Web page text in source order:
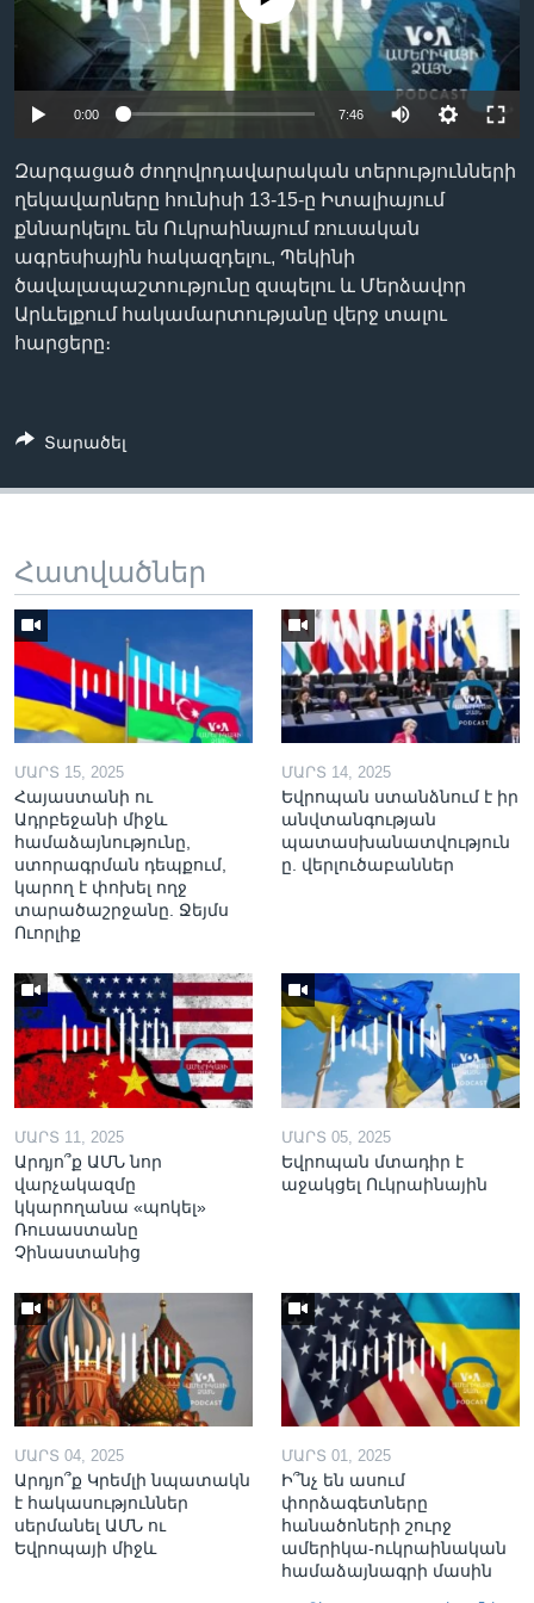
Լեզուներ
0:00 7:46
Զարգացած ժողովրդավարական տերությունների
ղեկավարները հունիսի 13-15-ը Իտալիայում
քննարկելու են Ուկրաինայում ռուսական
ագրեսիային հակազդելու, Պեկինի
ծավալապաշտությունը զսպելու և Մերձավոր
Արևելքում հակամարտությանը վերջ տալու
հարցերը։
Տարածել
Հատվածներ
ՄԱՐՏ 15, 2025
Հայաստանի ու
Ադրբեջանի միջև
համաձայնությունը,
ստորագրման դեպքում,
կարող է փոխել ողջ
տարածաշրջանը. Ջեյմս
Ուորլիք
ՄԱՐՏ 14, 2025
Եվրոպան ստանձնում է իր
անվտանգության
պատասխանատվություն
ը. վերլուծաբաններ
ՄԱՐՏ 11, 2025
Արդյո՞ք ԱՄՆ նոր
վարչակազմը
կկարողանա «պոկել»
Ռուսաստանը
Չինաստանից
ՄԱՐՏ 05, 2025
Եվրոպան մտադիր է
աջակցել Ուկրաինային
ՄԱՐՏ 04, 2025
Արդյո՞ք Կրեմլի նպատակն
է հակասություններ
սերմանել ԱՄՆ ու
Եվրոպայի միջև
ՄԱՐՏ 01, 2025
Ի՞նչ են ասում
փորձագետները
հանածոների շուրջ
ամերիկա-ուկրաինական
համաձայնագրի մասին